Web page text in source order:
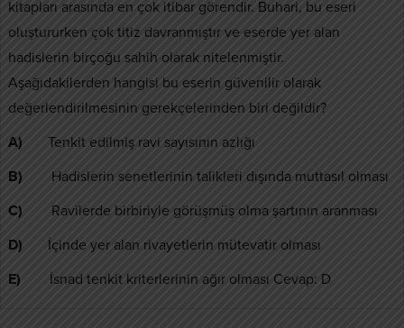
kitapları arasında en çok itibar görendir. Buhari, bu eseri
oluştururken çok titiz davranmıştır ve eserde yer alan
hadislerin birçoğu sahih olarak nitelenmiştir.
Aşağıdakilerden hangisi bu eserin güvenilir olarak
değerlendirilmesinin gerekçelerinden biri değildir?
A)
Tenkit edilmiş ravi sayısının azlığı
B)
Hadislerin senetlerinin talikleri dışında muttasıl olması
C)
Ravilerde birbiriyle görüşmüş olma şartının aranması
D)
İçinde yer alan rivayetlerin mütevatir olması
E)
İsnad tenkit kriterlerinin ağır olması Cevap: D